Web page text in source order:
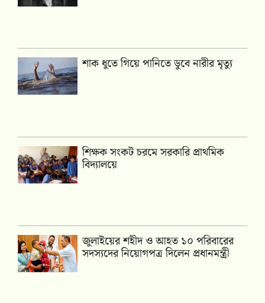
শাক ধুতে গিয়ে পানিতে ডুবে নারীর মৃত্যু
শিক্ষক সংকট চরমে সরকারি প্রাথমিক
বিদ্যালয়ে
জুলাইয়ের শহীদ ও আহত ১০ পরিবারের
সদস্যদের নিয়োগপত্র দিলেন প্রধানমন্ত্রী